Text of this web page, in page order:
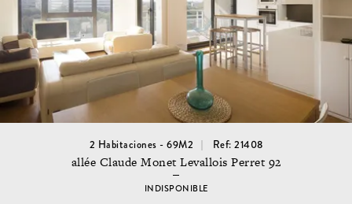
2 Habitaciones - 69M2 Ref: 21408
allée Claude Monet Levallois Perret 92
INDISPONIBLE